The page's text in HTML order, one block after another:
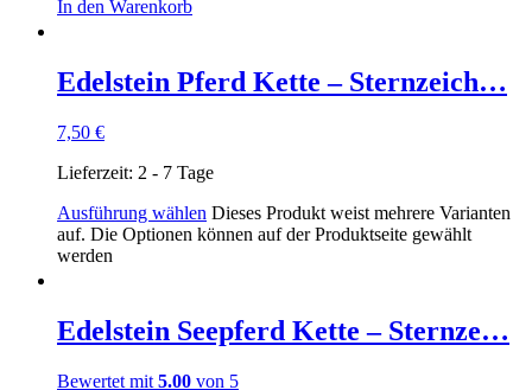
In den Warenkorb
Edelstein Pferd Kette – Sternzeich…
7,50 €
Lieferzeit: 2 - 7 Tage
Ausführung wählen Dieses Produkt weist mehrere Varianten
auf. Die Optionen können auf der Produktseite gewählt
werden
Edelstein Seepferd Kette – Sternze…
Bewertet mit 5.00 von 5